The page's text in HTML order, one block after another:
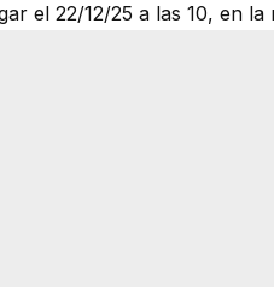
el 22/12/25 a las 10, en la